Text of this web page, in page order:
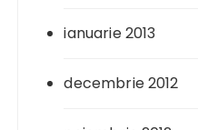
ianuarie 2013
decembrie 2012